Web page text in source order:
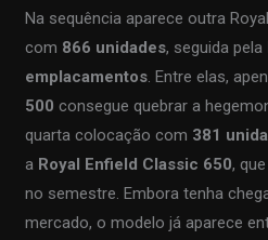
Na sequência aparece outra
com 866 unidades, seguida pela
emplacamentos. Entre elas,
500 consegue quebrar a
quarta colocação com 381
a Royal Enfield Classic 650,
no semestre. Embora tenha
mercado, o modelo já aparece